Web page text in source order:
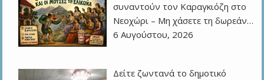
συναντούν τον Καραγκιόζη στο
Νεοχώρι – Μη χάσετε τη δωρεάν…
6 Αυγούστου, 2026
Δείτε ζωντανά το δημοτικό